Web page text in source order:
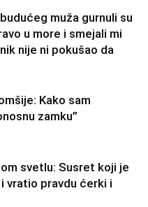
muža gurnuli su
u more i smejali mi
nije ni pokušao da
Kako sam
zamku”
svetlu: Susret koji je
vratio pravdu ćerki i